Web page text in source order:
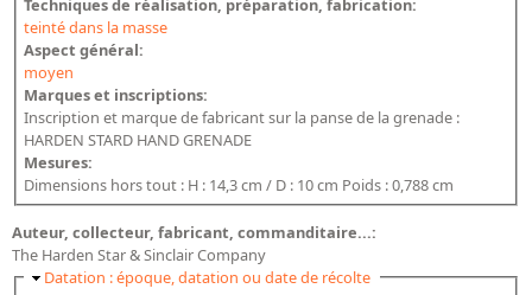
teinté dans la masse
Aspect général:
moyen
Marques et inscriptions:
Inscription et marque de fabricant sur la panse de la grenade :
HARDEN STARD HAND GRENADE
Mesures:
Dimensions hors tout : H : 14,3 cm / D : 10 cm Poids : 0,788 cm
Auteur, collecteur, fabricant, commanditaire...:
The Harden Star & Sinclair Company
Masquer
Datation : époque, datation ou date de récolte